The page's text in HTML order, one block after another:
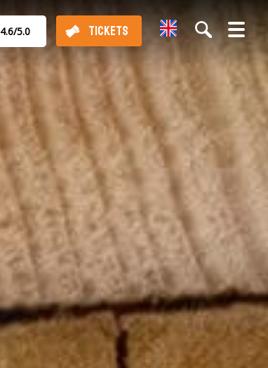
English
4.6/5.0 TICKETS